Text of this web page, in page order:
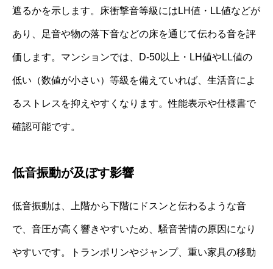
遮るかを示します。床衝撃音等級にはLH値・LL値などが
あり、足音や物の落下音などの床を通じて伝わる音を評
価します。マンションでは、D-50以上・LH値やLL値の
低い（数値が小さい）等級を備えていれば、生活音によ
るストレスを抑えやすくなります。性能表示や仕様書で
確認可能です。
低音振動が及ぼす影響
低音振動は、上階から下階にドスンと伝わるような音
で、音圧が高く響きやすいため、騒音苦情の原因になり
やすいです。トランポリンやジャンプ、重い家具の移動